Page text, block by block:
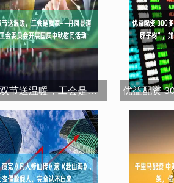
趣富配资 双节送温暖，工会是我家——丹凤县道路运输业工会委员会开展国庆中秋慰问活动